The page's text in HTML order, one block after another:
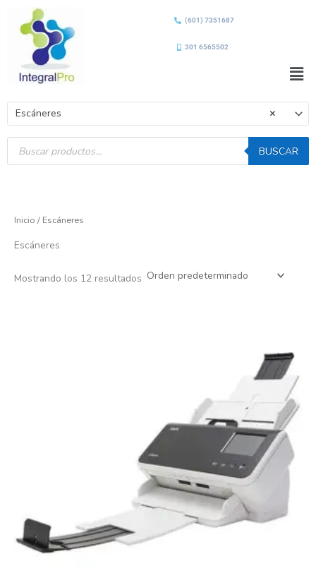
contenido
(601) 7351687
301 6565502
×
Escáneres
Búsqueda
productos
BUSCAR
Inicio / Escáneres
Escáneres
Mostrando los 12 resultados